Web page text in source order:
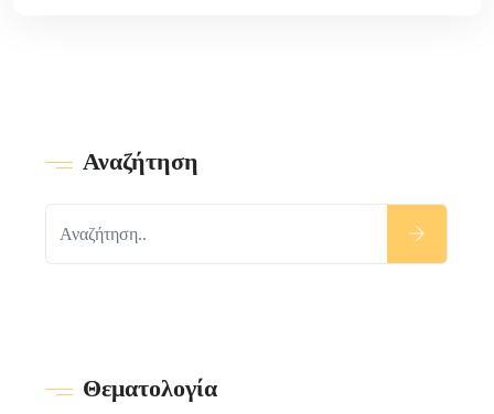
Αναζήτηση
Θεματολογία